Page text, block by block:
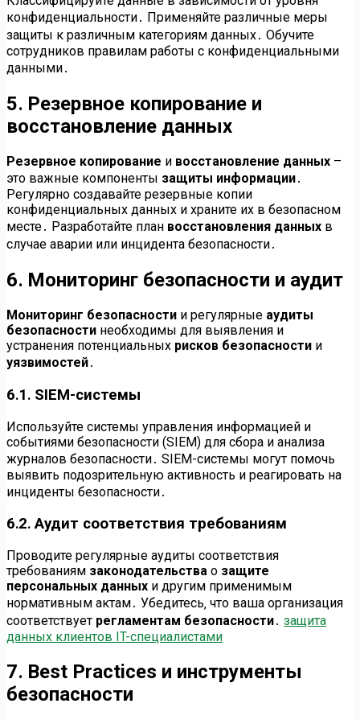
конфиденциальности․ Применяйте различные меры
защиты к различным категориям данных․ Обучите
сотрудников правилам работы с конфиденциальными
данными․
5․ Резервное копирование и
восстановление данных
Резервное копирование и восстановление данных –
это важные компоненты защиты информации․
Регулярно создавайте резервные копии
конфиденциальных данных и храните их в безопасном
месте․ Разработайте план восстановления данных в
случае аварии или инцидента безопасности․
6․ Мониторинг безопасности и аудит
Мониторинг безопасности и регулярные аудиты
безопасности необходимы для выявления и
устранения потенциальных рисков безопасности и
уязвимостей․
6․1․ SIEM-системы
Используйте системы управления информацией и
событиями безопасности (SIEM) для сбора и анализа
журналов безопасности․ SIEM-системы могут помочь
выявить подозрительную активность и реагировать на
инциденты безопасности․
6․2․ Аудит соответствия требованиям
Проводите регулярные аудиты соответствия
требованиям законодательства о защите
персональных данных и другим применимым
нормативным актам․ Убедитесь‚ что ваша организация
соответствует регламентам безопасности․ защита
данных клиентов IT-специалистами
7․ Best Practices и инструменты
безопасности